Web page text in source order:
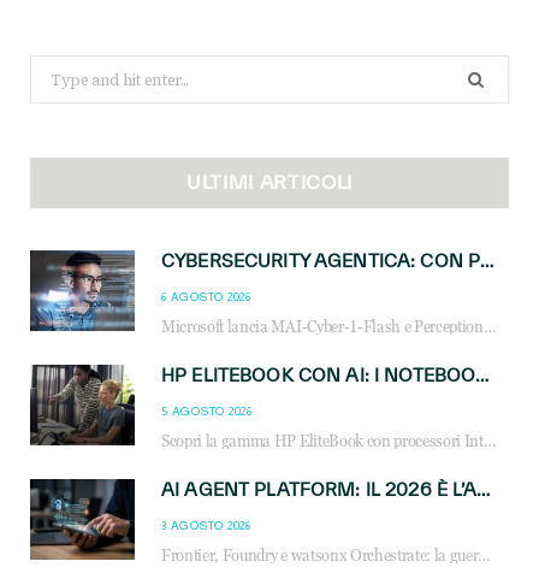
for:
ULTIMI ARTICOLI
CYBERSECURITY AGENTICA: CON PERCEPTION E MAI-CYBER-1-FLASH MICROSOFT APRE NUOVI SERVIZI PER IL CANALE
6 AGOSTO 2026
Microsoft lancia MAI-Cyber-1-Flash e Perception: cybersecurity agentica in preview dal 3 novembre. Cosa cambia per MSP, system integrator e reseller.
HP ELITEBOOK CON AI: I NOTEBOOK BUSINESS INTELLIGENTI CHE TRASFORMANO PRODUTTIVITÀ, SICUREZZA E LAVORO IBRIDO
5 AGOSTO 2026
Scopri la gamma HP EliteBook con processori Intel® Core™ Ultra e AMD Ryzen™ AI. Notebook business progettati per aumentare la produttività, migliorare la collaborazione e garantire sicurezza avanzata in ufficio e in mobilità.
AI AGENT PLATFORM: IL 2026 È L’ANNO DEL «SISTEMA OPERATIVO» PER GLI AGENTI AZIENDALI
3 AGOSTO 2026
Frontier, Foundry e watsonx Orchestrate: la guerra delle piattaforme AI agent ridisegna il mercato IT. Cosa cambia per reseller, MSP e system integrator.